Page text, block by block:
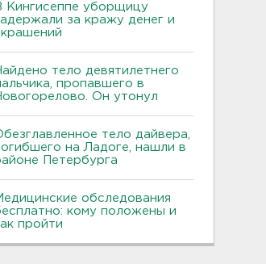
Кингисеппе уборщицу
за кражу денег и
тело девятилетнего
пропавшего в
Он утонул
тело дайвера,
на Ладоге, нашли в
Петербурга
обследования
кому положены и
пройти